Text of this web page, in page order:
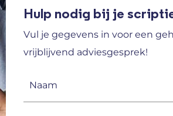
Hulp nodig bij je
Vul je gegevens in voor een
vrijblijvend adviesgesprek!